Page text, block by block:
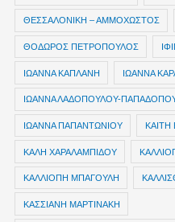
ΘΕΣΣΑΛΟΝΙΚΗ – ΑΜΜΟΧΩΣΤΟΣ
ΘΟΔΩΡΟΣ ΠΕΤΡΟΠΟΥΛΟΣ
ΙΩΑΝΝΑ ΚΑΠΛΑΝΗ ΙΩΑΝΝΑ
ΙΩΑΝΝΑ ΛΑΔΟΠΟΥΛΟΥ-
ΙΩΑΝΝΑ ΠΑΠΑΝΤΩΝΙΟΥ ΚΑΙΤΗ
ΚΑΛΗ ΧΑΡΑΛΑΜΠΙΔΟΥ
ΚΑΛΛΙΟΠΗ ΜΠΑΓΟΥΛΗ
ΚΑΣΣΙΑΝΗ ΜΑΡΤΙΝΑΚΗ